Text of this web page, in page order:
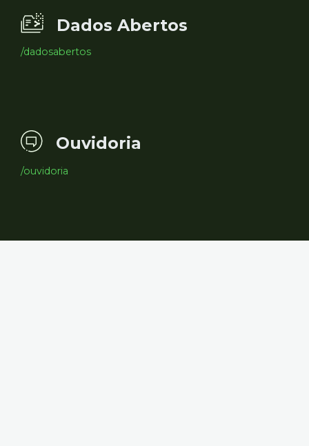
Dados Abertos
/dadosabertos
Ouvidoria
/ouvidoria